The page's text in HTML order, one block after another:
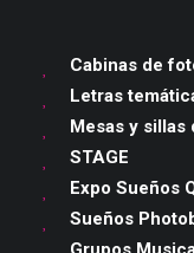
Cabinas de
Letras
Mesas y sillas
STAGE
Expo Sueños
Sueños